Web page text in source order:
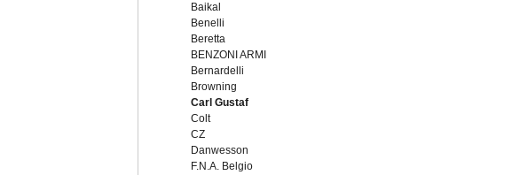
Baikal
Benelli
Beretta
BENZONI ARMI
Bernardelli
Browning
Carl Gustaf
Colt
CZ
Danwesson
F.N.A. Belgio